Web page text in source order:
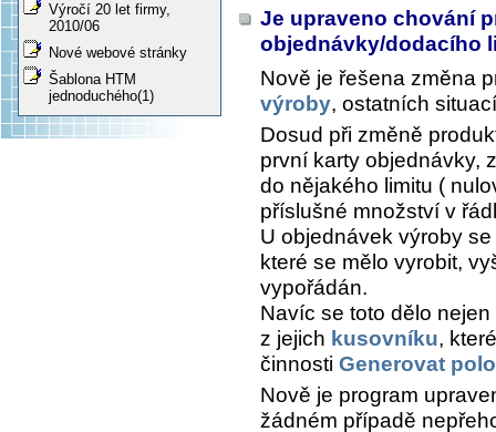
Výročí 20 let firmy,
2010/06
Nové webové stránky
Šablona HTM
jednoduchého(1)
Je upraveno chování
objednávky/dodacího
Nově je řešena změna
výroby, ostatních
Dosud při změně
první karty objednávky,
do nějakého limitu (
příslušné množství v
U objednávek výroby
které se mělo vyrobit,
vypořádán.
Navíc se toto dělo
z jejich kusovníku,
činnosti Generovat
Nově je program
žádném případě